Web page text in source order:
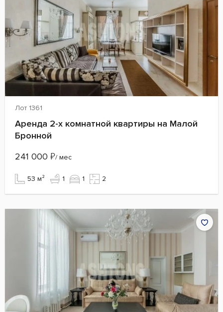
Лот 1361
Аренда 2-х комнатной квартиры на Малой
Бронной
241 000 ₽/ мес
53 м² 1 1 2